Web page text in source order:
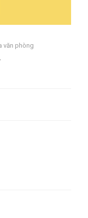
văn phòng
,